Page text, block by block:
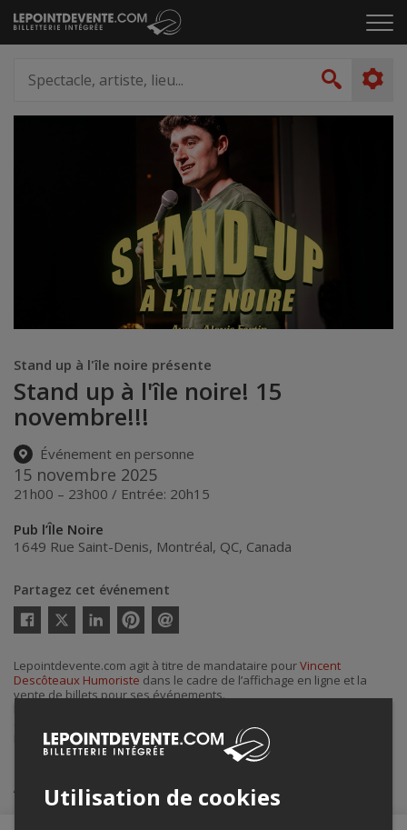
Passer
au
le
artiste,
lieu...
Stand up à l'île noire présente
Stand up à l'île noire! 15
novembre!!!
Événement en personne
15 novembre 2025
21h00 – 23h00 / Entrée: 20h15
Pub l’Île Noire
1649 Rue Saint-Denis, Montréal, QC, Canada
Partagez cet événement
Twitter
courriel
Lepointdevente.com agit à titre de mandataire pourVincent
Descôteaux Humoriste dans le cadre de l’affichage en ligne et la
vente de billets pour ses événements.
Vincent Descôteaux
Humoriste, àvincentdescoteaux8905@gmail.com
Achat de billets
Utilisation de cookies